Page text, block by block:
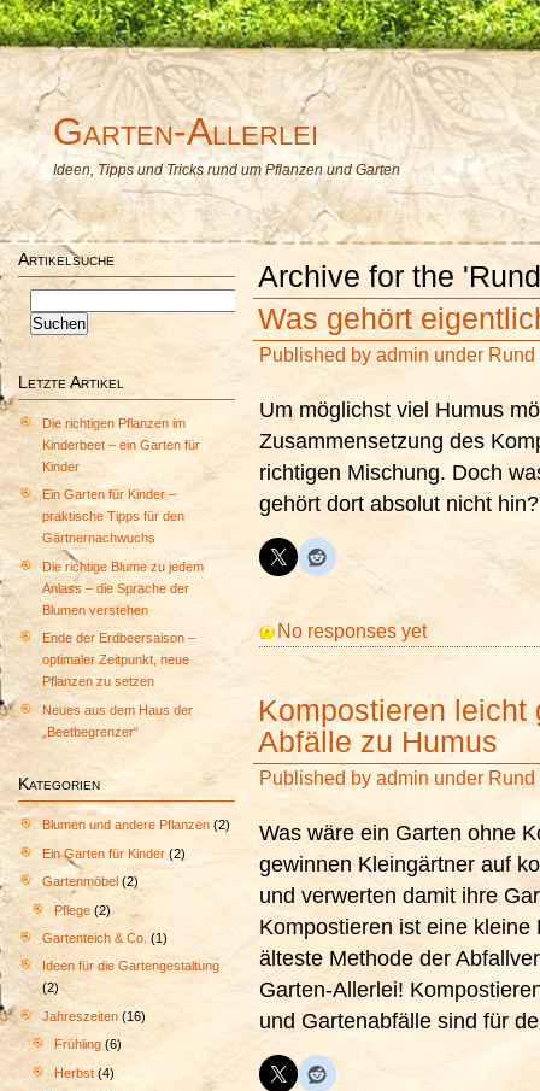
Garten-Allerlei
Ideen, Tipps und Tricks rund um Pflanzen und Garten
Artikelsuche
nach:
Letzte Artikel
Die richtigen Pflanzen im
Kinderbeet – ein Garten für
Kinder
Ein Garten für Kinder –
praktische Tipps für den
Gärtnernachwuchs
Die richtige Blume zu jedem
Anlass – die Sprache der
Blumen verstehen
Ende der Erdbeersaison –
optimaler Zeitpunkt, neue
Pflanzen zu setzen
Neues aus dem Haus der
„Beetbegrenzer“
Kategorien
Blumen und andere Pflanzen (2)
Ein Garten für Kinder (2)
Gartenmöbel (2)
Pflege (2)
Gartenteich & Co. (1)
Ideen für die Gartengestaltung
(2)
Jahreszeiten (16)
Frühling (6)
Herbst (4)
Archive for the
Was gehört
Published by admin under Rund
Um möglichst viel Humus
Zusammensetzung des
richtigen Mischung. Doch
gehört dort absolut nicht
No responses yet
Kompostieren leicht
Abfälle zu Humus
Published by admin under Rund
Was wäre ein Garten ohne
gewinnen Kleingärtner auf
und verwerten damit ihre
Kompostieren ist eine
älteste Methode der
Garten-Allerlei!
und Gartenabfälle sind für